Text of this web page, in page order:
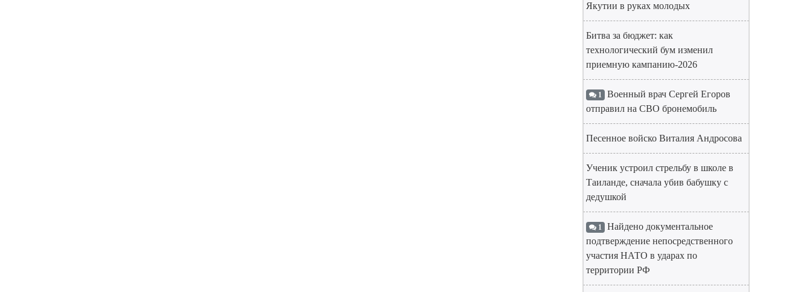
Якутии в руках молодых
Битва за бюджет: как
технологический бум изменил
приемную кампанию-2026
1 Военный врач Сергей Егоров
отправил на СВО бронемобиль
Песенное войско Виталия Андросова
Ученик устроил стрельбу в школе в
Таиланде, сначала убив бабушку с
дедушкой
1 Найдено документальное
подтверждение непосредственного
участия НАТО в ударах по
территории РФ